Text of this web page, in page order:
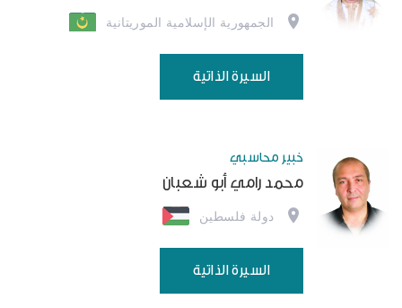
الجمهورية الإسلامية الموريتانية
السيرة الذاتية
خبير محاسبي
محمد رامي أبو شعبان
دولة فلسطين
السيرة الذاتية